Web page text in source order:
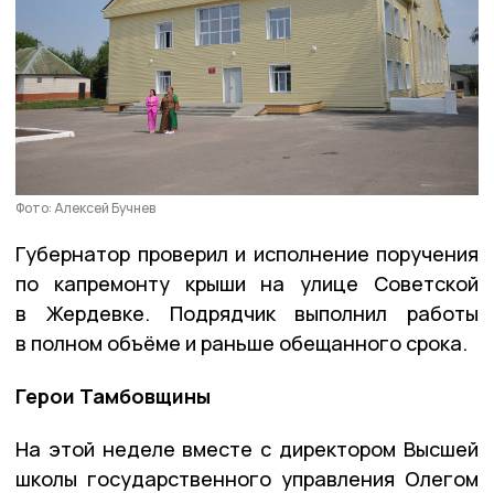
Фото: Алексей Бучнев
Губернатор проверил и исполнение поручения
по капремонту крыши на улице Советской
в Жердевке. Подрядчик выполнил работы
в полном объёме и раньше обещанного срока.
Герои Тамбовщины
На этой неделе вместе с директором Высшей
школы государственного управления Олегом